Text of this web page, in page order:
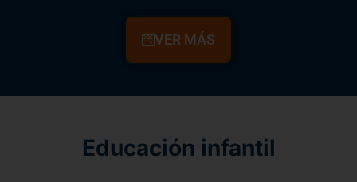
VER MÁS
Educación infantil